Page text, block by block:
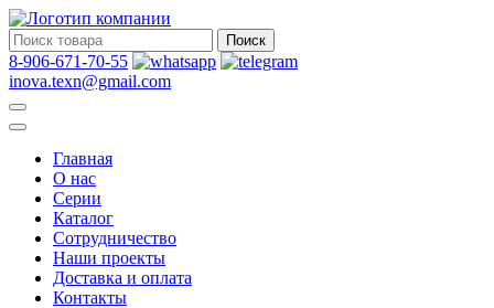
Поиск
8-906-671-70-55
inova.texn@gmail.com
Главная
О нас
Серии
Каталог
Сотрудничество
Наши проекты
Доставка и оплата
Контакты